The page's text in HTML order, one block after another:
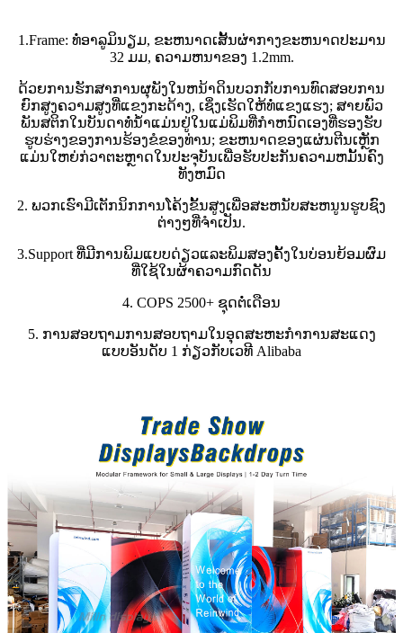
1.Frame: ທໍ່ອາລູມິນຽມ, ຂະຫນາດເສັ້ນຜ່າກາງຂະຫນາດປະມານ
32 ມມ, ຄວາມຫນາຂອງ 1.2mm.
ດ້ວຍການຮັກສາການຜຸພັງໃນຫນ້າດິນບວກກັບການທົດສອບການ
ຍົກສູງຄວາມສູງທີ່ແຂງກະດ້າງ, ເຊິ່ງເຮັດໃຫ້ທໍ່ແຂງແຮງ; ສາຍພົວ
ພັນສຕິກໃນບັນດາທໍ່ນ້ໍາແມ່ນຢູ່ໃນແມ່ພິມທີ່ກໍາຫນົດເອງທີ່ຮອງຮັບ
ຮູບຮ່າງຂອງການຮ້ອງຂໍຂອງທ່ານ; ຂະຫນາດຂອງແຜ່ນຕີນເຫຼັກ
ແມ່ນໃຫຍ່ກ່ວາຕະຫຼາດໃນປະຈຸບັນເພື່ອຮັບປະກັນຄວາມຫມັ້ນຄົງ
ທັງຫມົດ
2. ພວກເຮົາມີເຕັກນິກການໂຄ້ງຂັ້ນສູງເພື່ອສະຫນັບສະຫນູນຮູບຊົງ
ຕ່າງໆທີ່ຈໍາເປັນ.
3.Support ທີ່ມີການພິມແບບດ່ຽວແລະພິມສອງຄັ້ງໃນບ່ອນຍ້ອມຜົມ
ທີ່ໃຊ້ໃນຜ້າຄວາມກົດດັນ
4. COPS 2500+ ຊຸດຕໍ່ເດືອນ
5. ການສອບຖາມການສອບຖາມໃນອຸດສະຫະກໍາການສະແດງ
ແບບອັນດັບ 1 ກ່ຽວກັບເວທີ Alibaba